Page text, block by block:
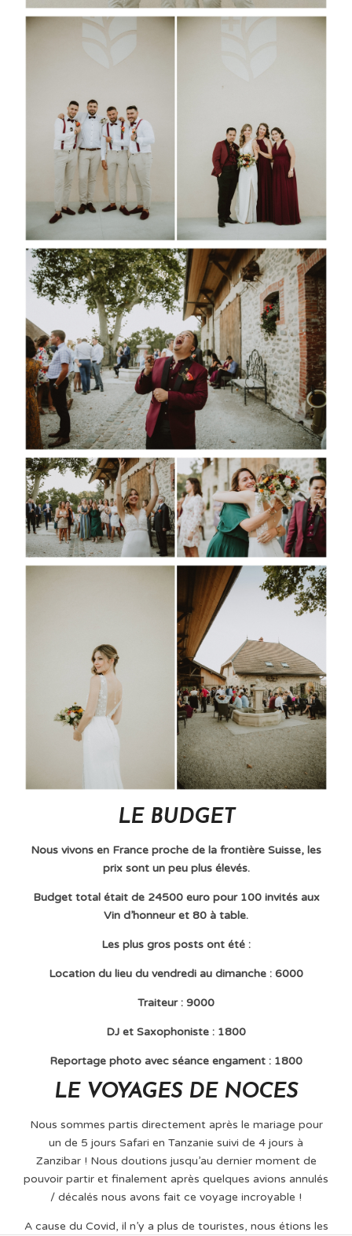
LE BUDGET
Nous vivons en France proche de la frontière Suisse, les
prix sont un peu plus élevés.
Budget total était de 24500 euro pour 100 invités aux
Vin d’honneur et 80 à table.
Les plus gros posts ont été :
Location du lieu du vendredi au dimanche : 6000
Traiteur : 9000
DJ et Saxophoniste : 1800
Reportage photo avec séance engament : 1800
LE VOYAGES DE NOCES
Nous sommes partis directement après le mariage pour
un de 5 jours Safari en Tanzanie suivi de 4 jours à
Zanzibar ! Nous doutions jusqu’au dernier moment de
pouvoir partir et finalement après quelques avions annulés
/ décalés nous avons fait ce voyage incroyable !
A cause du Covid, il n’y a plus de touristes, nous étions les